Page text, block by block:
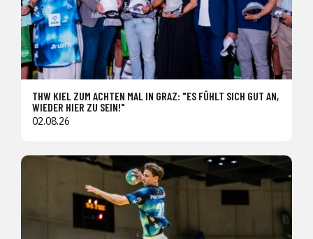
THW KIEL ZUM ACHTEN MAL IN GRAZ: "ES FÜHLT SICH GUT AN,
WIEDER HIER ZU SEIN!"
02.08.26